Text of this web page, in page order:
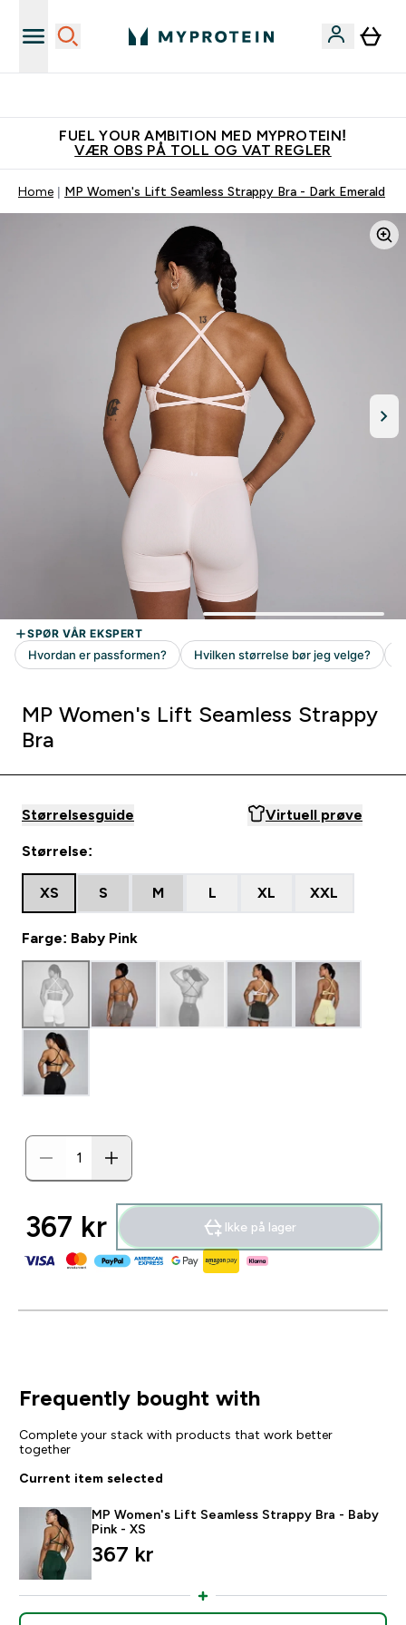
FUEL YOUR AMBITION MED MYPROTEIN!
VÆR OBS PÅ TOLL OG VAT REGLER
Home MP Women's Lift Seamless Strappy Bra - Dark Emerald
MP Women's Lift Seamless Strappy
Bra
Størrelsesguide Virtuell prøve
Størrelse:
XS S M L XL XXL
Farge: Baby Pink
367 kr‎ Ikke på lager
Frequently bought with
Complete your stack with products that work better
together
Current item selected
MP Women's Lift Seamless Strappy Bra - Baby
Pink - XS
367 kr‎